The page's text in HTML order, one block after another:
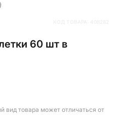
60 шт в
вид товара может отличаться от